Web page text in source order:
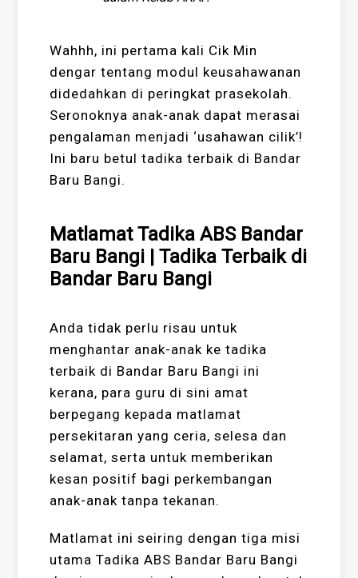
Wahhh, ini pertama kali Cik Min
dengar tentang modul keusahawanan
didedahkan di peringkat prasekolah.
Seronoknya anak-anak dapat merasai
pengalaman menjadi ‘usahawan cilik’!
Ini baru betul tadika terbaik di Bandar
Baru Bangi.
Matlamat Tadika ABS Bandar
Baru Bangi | Tadika Terbaik di
Bandar Baru Bangi
Anda tidak perlu risau untuk
menghantar anak-anak ke tadika
terbaik di Bandar Baru Bangi ini
kerana, para guru di sini amat
berpegang kepada matlamat
persekitaran yang ceria, selesa dan
selamat, serta untuk memberikan
kesan positif bagi perkembangan
anak-anak tanpa tekanan.
Matlamat ini seiring dengan tiga misi
utama Tadika ABS Bandar Baru Bangi